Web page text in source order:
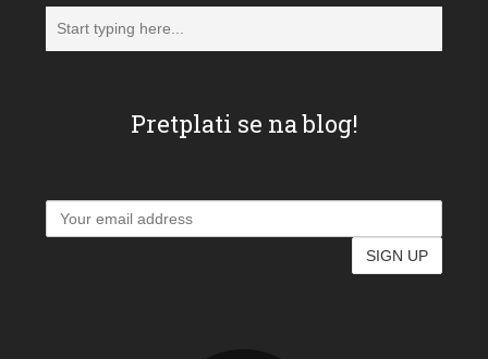
Pretplati se na blog!